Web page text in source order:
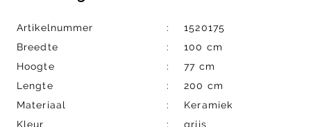
Artikelnummer
1520175
Breedte
100 cm
Hoogte
77 cm
Lengte
200 cm
Materiaal
Keramiek
Kleur
grijs